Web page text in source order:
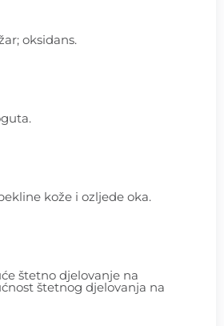
oksidans.
kože i ozljede oka.
štetno djelovanje na
štetnog djelovanja na